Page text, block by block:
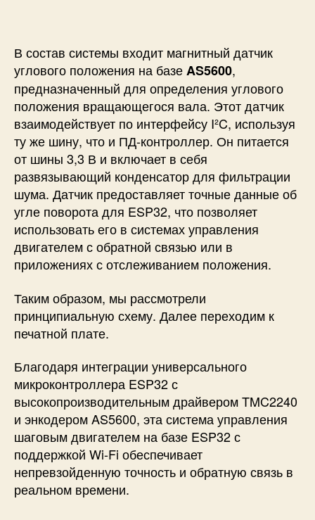
В состав системы входит магнитный датчик
углового положения на базеAS5600,
предназначенный для определения углового
положения вращающегося вала. Этот датчик
взаимодействует по интерфейсу I²C, используя
ту же шину, что и ПД-контроллер. Он питается
от шины 3,3 В и включает в себя
развязывающий конденсатор для фильтрации
шума. Датчик предоставляет точные данные об
угле поворота для ESP32, что позволяет
использовать его в системах управления
двигателем с обратной связью или в
приложениях с отслеживанием положения.
Таким образом, мы рассмотрели
принципиальную схему. Далее переходим к
печатной плате.
Благодаря интеграции универсального
микроконтроллера ESP32 с
высокопроизводительным драйвером TMC2240
и энкодером AS5600, эта системауправления
шаговым двигателем на базе ESP32 с
поддержкой Wi-Fi обеспечивает
непревзойденную точность и обратную связь в
реальном времени.